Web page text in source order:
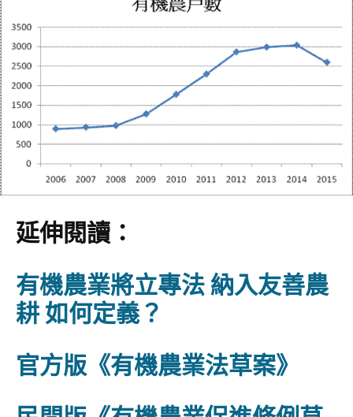
延伸閱讀：
有機農業將立專法 納入友善農
耕 如何定義？
官方版《有機農業法草案》